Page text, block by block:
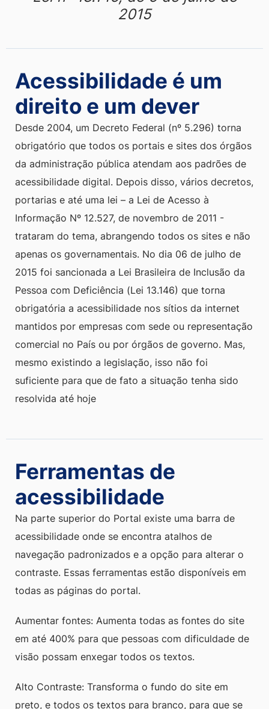
2015
Acessibilidade é um
direito e um dever
Desde 2004, um Decreto Federal (nº 5.296) torna
obrigatório que todos os portais e sites dos órgãos
da administração pública atendam aos padrões de
acessibilidade digital. Depois disso, vários decretos,
portarias e até uma lei – a Lei de Acesso à
Informação Nº 12.527, de novembro de 2011 -
trataram do tema, abrangendo todos os sites e não
apenas os governamentais. No dia 06 de julho de
2015 foi sancionada a Lei Brasileira de Inclusão da
Pessoa com Deficiência (Lei 13.146) que torna
obrigatória a acessibilidade nos sítios da internet
mantidos por empresas com sede ou representação
comercial no País ou por órgãos de governo. Mas,
mesmo existindo a legislação, isso não foi
suficiente para que de fato a situação tenha sido
resolvida até hoje
Ferramentas de
acessibilidade
Na parte superior do Portal existe uma barra de
acessibilidade onde se encontra atalhos de
navegação padronizados e a opção para alterar o
contraste. Essas ferramentas estão disponíveis em
todas as páginas do portal.
Aumentar fontes: Aumenta todas as fontes do site
em até 400% para que pessoas com dificuldade de
visão possam enxegar todos os textos.
Alto Contraste: Transforma o fundo do site em
preto, e todos os textos para branco, para que se